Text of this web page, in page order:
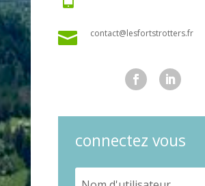
 contact@lesfortstrotters.fr
connectez vous